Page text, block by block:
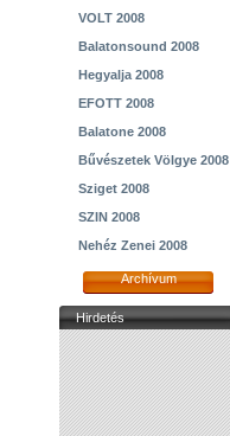
VOLT 2008
Balatonsound 2008
Hegyalja 2008
EFOTT 2008
Balatone 2008
Bűvészetek Völgye 2008
Sziget 2008
SZIN 2008
Nehéz Zenei 2008
Archívum
Hirdetés